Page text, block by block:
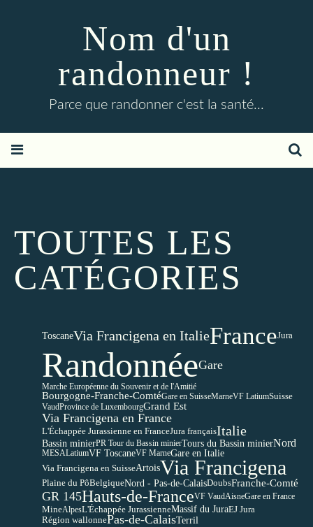
Nom d'un
randonneur !
Parce que randonner c'est la santé...
TOUTES LES
CATÉGORIES
ToscaneVia Francigena en ItalieFranceJura
RandonnéeGare
Marche Européenne du Souvenir et de l'Amitié
Bourgogne-Franche-ComtéGare en SuisseMarneVF LatiumSuisse
VaudProvince de LuxembourgGrand Est
Via Francigena en France
L'Échappée Jurassienne en FranceJura françaisItalie
Bassin minierPR Tour du Bassin minierTours du Bassin minierNord
MESALatiumVF ToscaneVF MarneGare en Italie
Via Francigena en SuisseArtoisVia Francigena
Plaine du PôBelgiqueNord - Pas-de-CalaisDoubsFranche-Comté
GR 145Hauts-de-FranceVF VaudAisneGare en France
MineAlpesL'Échappée JurassienneMassif du JuraEJ Jura
Région wallonnePas-de-CalaisTerril